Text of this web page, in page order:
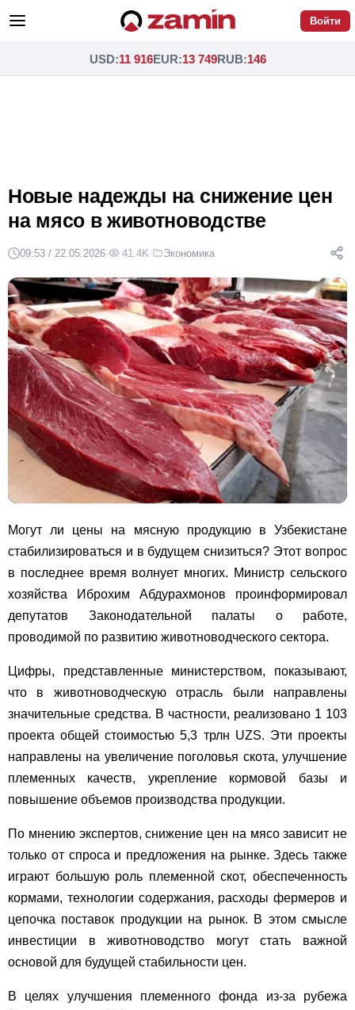
Войти
USD:11 916EUR:13 749RUB:146
Новые надежды на снижение цен
на мясо в животноводстве
09:53 / 22.05.2026· 41.4K· Экономика
Могут ли цены на мясную продукцию в Узбекистане
стабилизироваться и в будущем снизиться? Этот вопрос
в последнее время волнует многих. Министр сельского
хозяйства Иброхим Абдурахмонов проинформировал
депутатов Законодательной палаты о работе,
проводимой по развитию животноводческого сектора.
Цифры, представленные министерством, показывают,
что в животноводческую отрасль были направлены
значительные средства. В частности, реализовано 1 103
проекта общей стоимостью 5,3 трлн UZS. Эти проекты
направлены на увеличение поголовья скота, улучшение
племенных качеств, укрепление кормовой базы и
повышение объемов производства продукции.
По мнению экспертов, снижение цен на мясо зависит не
только от спроса и предложения на рынке. Здесь также
играют большую роль племенной скот, обеспеченность
кормами, технологии содержания, расходы фермеров и
цепочка поставок продукции на рынок. В этом смысле
инвестиции в животноводство могут стать важной
основой для будущей стабильности цен.
В целях улучшения племенного фонда из-за рубежа